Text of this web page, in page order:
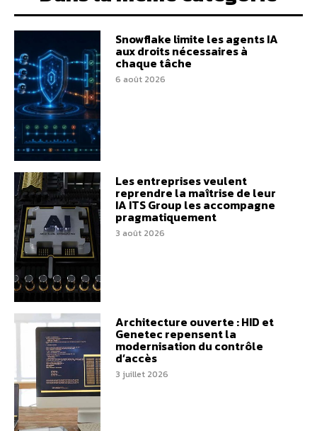
Snowflake limite les agents IA
aux droits nécessaires à
chaque tâche
6 août 2026
Les entreprises veulent
reprendre la maîtrise de leur
IA ITS Group les accompagne
pragmatiquement
3 août 2026
Architecture ouverte : HID et
Genetec repensent la
modernisation du contrôle
d’accès
3 juillet 2026